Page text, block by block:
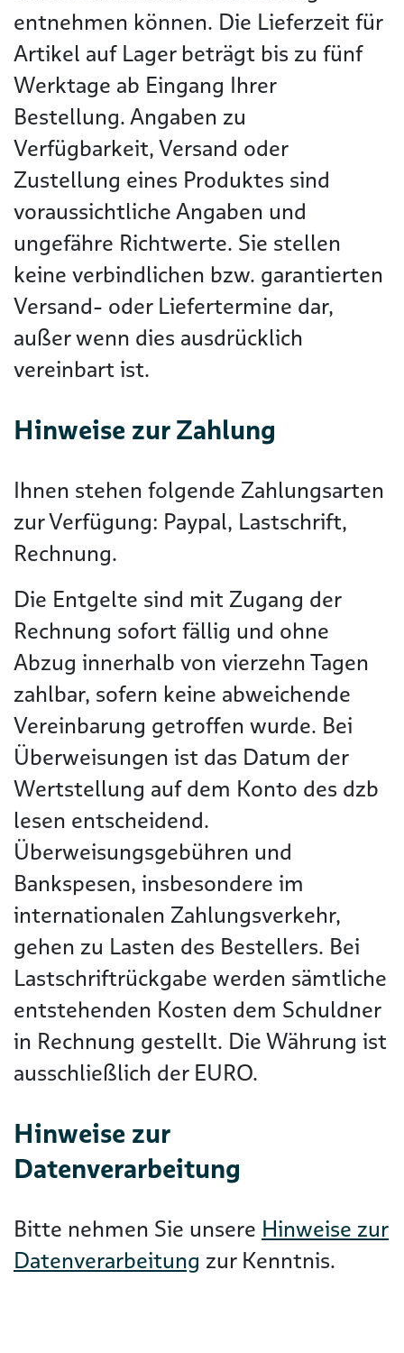
entnehmen können. Die Lieferzeit für
Artikel auf Lager beträgt bis zu fünf
Werktage ab Eingang Ihrer
Bestellung. Angaben zu
Verfügbarkeit, Versand oder
Zustellung eines Produktes sind
voraussichtliche Angaben und
ungefähre Richtwerte. Sie stellen
keine verbindlichen bzw. garantierten
Versand- oder Liefertermine dar,
außer wenn dies ausdrücklich
vereinbart ist.
Hinweise zur Zahlung
Ihnen stehen folgende Zahlungsarten
zur Verfügung: Paypal, Lastschrift,
Rechnung.
Die Entgelte sind mit Zugang der
Rechnung sofort fällig und ohne
Abzug innerhalb von vierzehn Tagen
zahlbar, sofern keine abweichende
Vereinbarung getroffen wurde. Bei
Überweisungen ist das Datum der
Wertstellung auf dem Konto des dzb
lesen entscheidend.
Überweisungsgebühren und
Bankspesen, insbesondere im
internationalen Zahlungsverkehr,
gehen zu Lasten des Bestellers. Bei
Lastschriftrückgabe werden sämtliche
entstehenden Kosten dem Schuldner
in Rechnung gestellt. Die Währung ist
ausschließlich der EURO.
Hinweise zur
Datenverarbeitung
Bitte nehmen Sie unsere Hinweise zur
Datenverarbeitung zur Kenntnis.